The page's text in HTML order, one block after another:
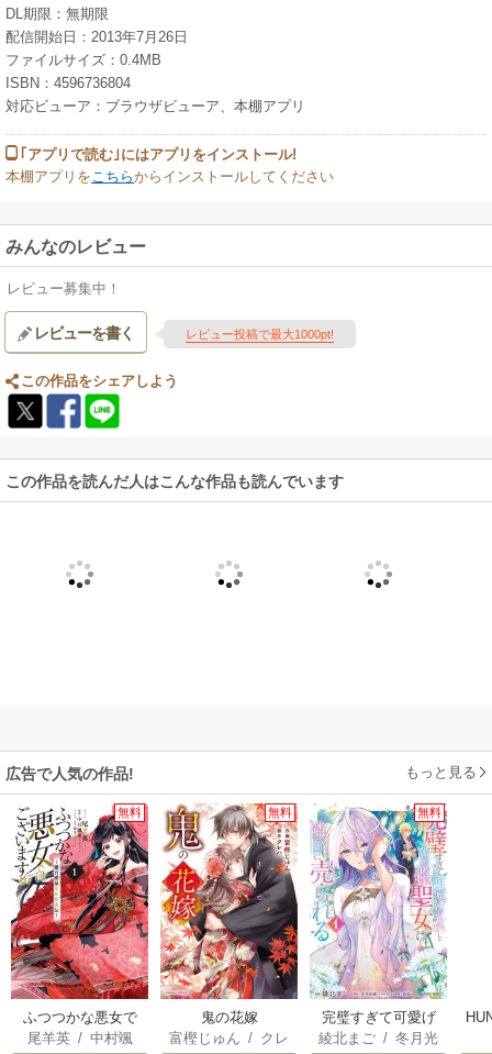
DL期限：無期限
配信開始日：2013年7月26日
ファイルサイズ：0.4MB
ISBN：4596736804
対応ビューア：ブラウザビューア、本棚アプリ
｢アプリで読む｣にはアプリをインストール!
本棚アプリを こちらからインストールしてください
みんなのレビュー
レビュー募集中！
レビューを書く レビュー投稿で最大1000pt!
この作品をシェアしよう
この作品を読んだ人はこんな作品も読んでいます
広告で人気の作品! もっと見る
無料
ふつつかな悪女で
はございますが ～
尾羊英/ 中村颯
無料
鬼の花嫁
富樫じゅん / クレ
無料
完璧すぎて可愛げ
がないと婚約破棄
綾北まご /冬月光